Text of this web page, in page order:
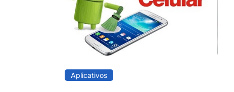
Aplicativos